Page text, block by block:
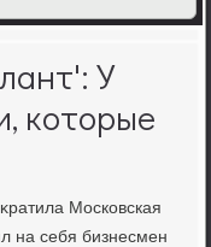
У
которые
Московская
на себя бизнесмен